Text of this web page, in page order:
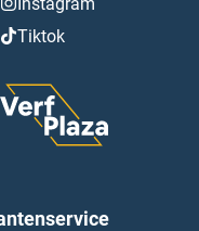
Tiktok